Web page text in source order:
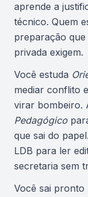
aprende a
técnico. Quem
preparação
privada exigem.
Você estuda
mediar conflito
virar bombeiro.
Pedagógico
que sai do
LDB para ler
secretaria sem
Você sai pronto